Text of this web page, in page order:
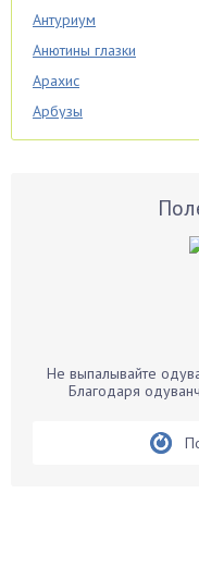
Антуриум
Анютины глазки
Арахис
Арбузы
Аспарагус
Бархатцы
Не выпалывайте
Благодаря